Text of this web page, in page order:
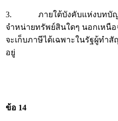
3. ภายใต้บังคับแห่งบทบัญญั
จำหน่ายทรัพย์สินใดๆ นอกเหนือ
จะเก็บภาษีได้เฉพาะในรัฐผู้ทำ
อยู่
ข้อ 14